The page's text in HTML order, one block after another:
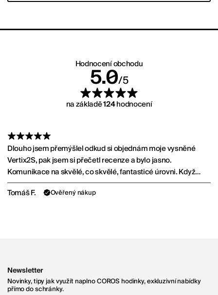
Hodnocení obchoduralpu.cz
Hodnocení:
5.0/5
na základě124hodnocení
Dlouho jsem přemýšlel odkud si objednám moje vysněné
Vertix2S, pak jsem si přečetl recenze a bylo jasno.
Komunikace na skvělé, co skvělé, fantasticé úrovni. Když
budu, kupovat produkt, který mají v nabídce, tak zase jen od
nich.
Tomáš F. Ověřený nákup
Newsletter
Novinky, tipy jak využít naplno COROS hodinky, exkluzivní nabídky
přímo do schránky.